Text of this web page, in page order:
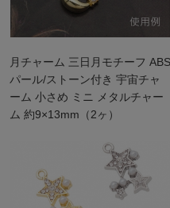
月チャーム 三日月モチーフ ABS
パール/ストーン付き 宇宙チャ
ーム 小さめ ミニ メタルチャー
ム 約9×13mm（2ヶ）